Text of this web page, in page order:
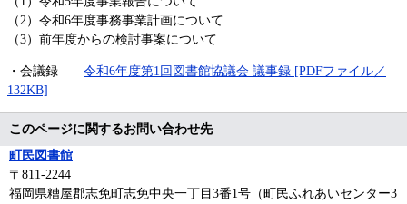
（2）令和6年度事務事業計画について
（3）前年度からの検討事案について
・会議録 令和6年度第1回図書館協議会 議事録 [PDFファイル／
132KB]
このページに関するお問い合わせ先
町民図書館
〒811‐2244
福岡県糟屋郡志免町志免中央一丁目3番1号（町民ふれあいセンター3